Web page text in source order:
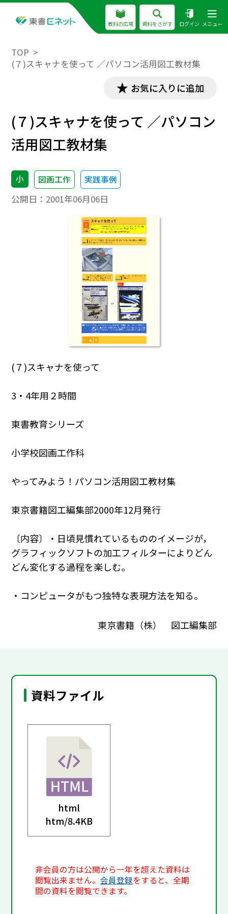
教科の広場 資料をさがす ログイン メニュー
TOP
(７)スキャナを使って ／パソコン活用図工教材集
お気に入りに追加
(７)スキャナを使って ／パソコン
活用図工教材集
小 図画工作 実践事例
公開日： 2001年06月06日
(７)スキャナを使って
3・4年用２時間
東書教育シリーズ
小学校図画工作科
やってみよう！パソコン活用図工教材集
東京書籍図工編集部2000年12月発行
〔内容〕・日頃見慣れているもののイメージが，
グラフィックソフトの加工フィルターによりどん
どん変化する過程を楽しむ。
・コンピュータがもつ独特な表現方法を知る。
東京書籍（株） 図工編集部
資料ファイル
html
htm/8.4KB
非会員の方は公開から一年を超えた資料は
閲覧出来ません。会員登録をすると、全期
間の資料を閲覧できます。